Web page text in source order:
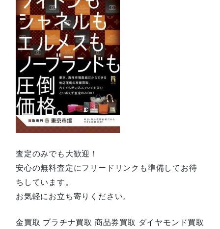
査定のみでも大歓迎！
安心の無料査定にフリードリンクも準備してお待
ちしています。
お気軽にお立ち寄りください。
金買取 プラチナ買取 商品券買取 ダイヤモンド買取